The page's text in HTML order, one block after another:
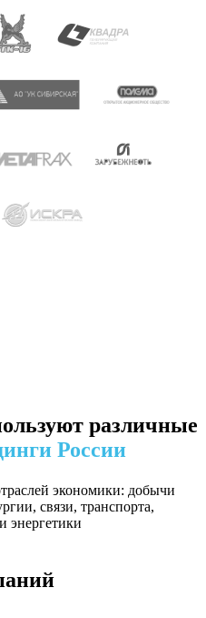
различные
России
экономики: добычи
связи, транспорта,
энергетики